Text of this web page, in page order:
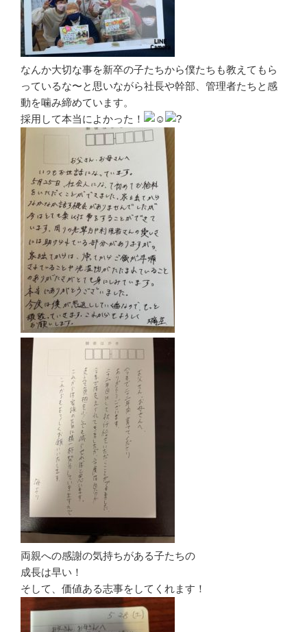
なんか大切な事を新卒の子たちから僕たちも教えてもら
っているな〜と思いながら社長や幹部、管理者たちと感
動を噛み締めています。
採用して本当によかった！
両親への感謝の気持ちがある子たちの
成長は早い！
そして、価値ある志事をしてくれます！